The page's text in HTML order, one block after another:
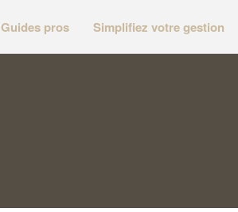
Guides pros Simplifiez votre gestion